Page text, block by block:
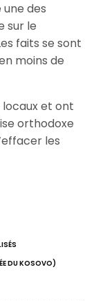
des
sur le
faits se sont
moins de
locaux et ont
orthodoxe
les
DU KOSOVO)